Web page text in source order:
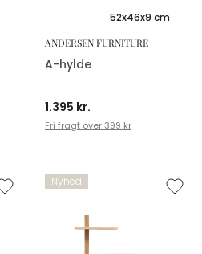
52x46x9 cm
ANDERSEN FURNITURE
A-hylde
1.395 kr.
Fri fragt over 399 kr
Nyhed